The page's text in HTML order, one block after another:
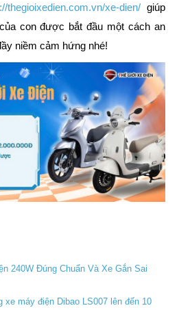
thegioixedien.com.vn/xe-dien/ giúp
con được bắt đầu một cách an
niềm cảm hứng nhé!
240W Đúng Chuẩn Và Xe Gắn Sai
máy điện Dibao LS007 lên đến 10